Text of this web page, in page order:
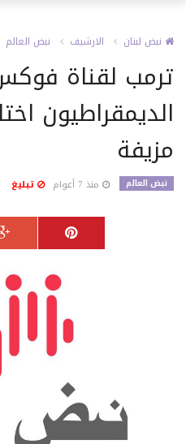
نبض لبنان الارشيف نبض العالم
ترمب لقناة
الديمقراطيون
مزيفة
نبض العالم منذ 7 أعوام تبليغ